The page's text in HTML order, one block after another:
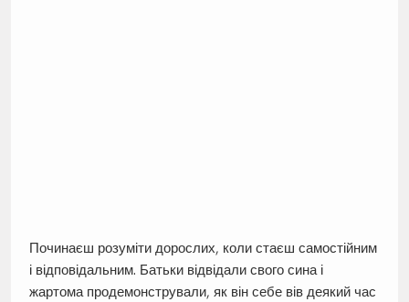
Починаєш розуміти дорослих, коли стаєш самостійним
і відповідальним. Батьки відвідали свого сина і
жартома продемонстрували, як він себе вів деякий час